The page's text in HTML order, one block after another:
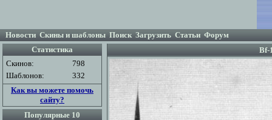
Новости Скины и шаблоны Поиск Загрузить Статьи Форум
Статистика
Скинов:
798
Шаблонов:
332
Как вы можете помочь
сайту?
Популярные 10
Bf-